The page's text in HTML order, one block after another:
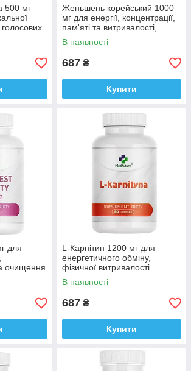
500 мг
з ЄС
Женьшень корейський 1000
мг для енергії, концентрації,
пам'яті та витривалості,
Medfuture Korean Ginseng
120табл. Доставка з ЄС
В наявності
687 ₴
Купити
для
очищення
Milk
з
L-Карнітин 1200 мг для
енергетичного обміну,
фізичної витривалості
Medfuture L-Carnitine Max
1200 mg, 60 таблеток
В наявності
687 ₴
Купити